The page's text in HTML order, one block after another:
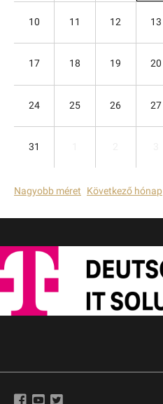
10 11 12 13
17 18 19 20
24 25 26 27
31
Nagyobb méret Következő hónap